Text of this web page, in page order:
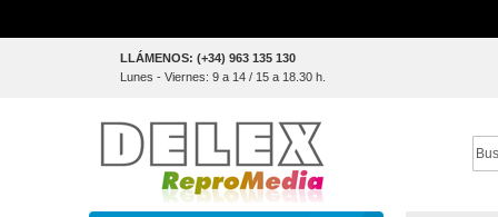
LLÁMENOS: (+34) 963 135 130
Lunes - Viernes: 9 a 14 / 15 a 18.30 h.